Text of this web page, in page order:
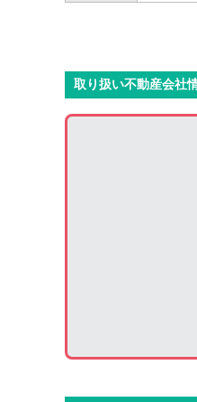
取り扱い不動産会社